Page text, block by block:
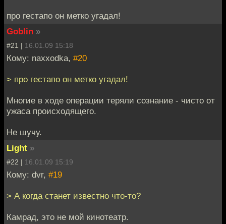
про гестапо он метко угадал!
Goblin »
#21 | 16.01.09 15:18
Кому: naxxodka, #20
> про гестапо он метко угадал!
Многие в ходе операции теряли сознание - чисто от
ужаса происходящего.
Не шучу.
Light »
#22 | 16.01.09 15:19
Кому: dvr, #19
> А когда станет известно что-то?
Камрад, это не мой кинотеатр.